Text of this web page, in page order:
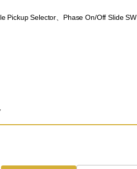
Pickup Selector、Phase On/Off Slide SW